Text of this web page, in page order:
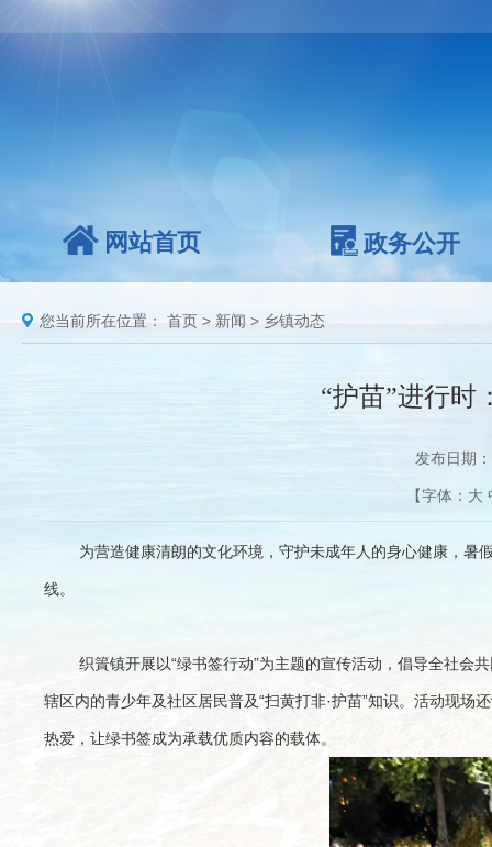
网站首页 政务公开
您当前所在位置： 首页 > 新闻 > 乡镇动态
“护苗”进行时
发布日期
【字体： 大
为营造健康清朗的文化环境，守护未成年人的身心健康，暑
线。
织篢镇开展以“绿书签行动”为主题的宣传活动，倡导全社会
辖区内的青少年及社区居民普及“扫黄打非·护苗”知识。活动现
热爱，让绿书签成为承载优质内容的载体。